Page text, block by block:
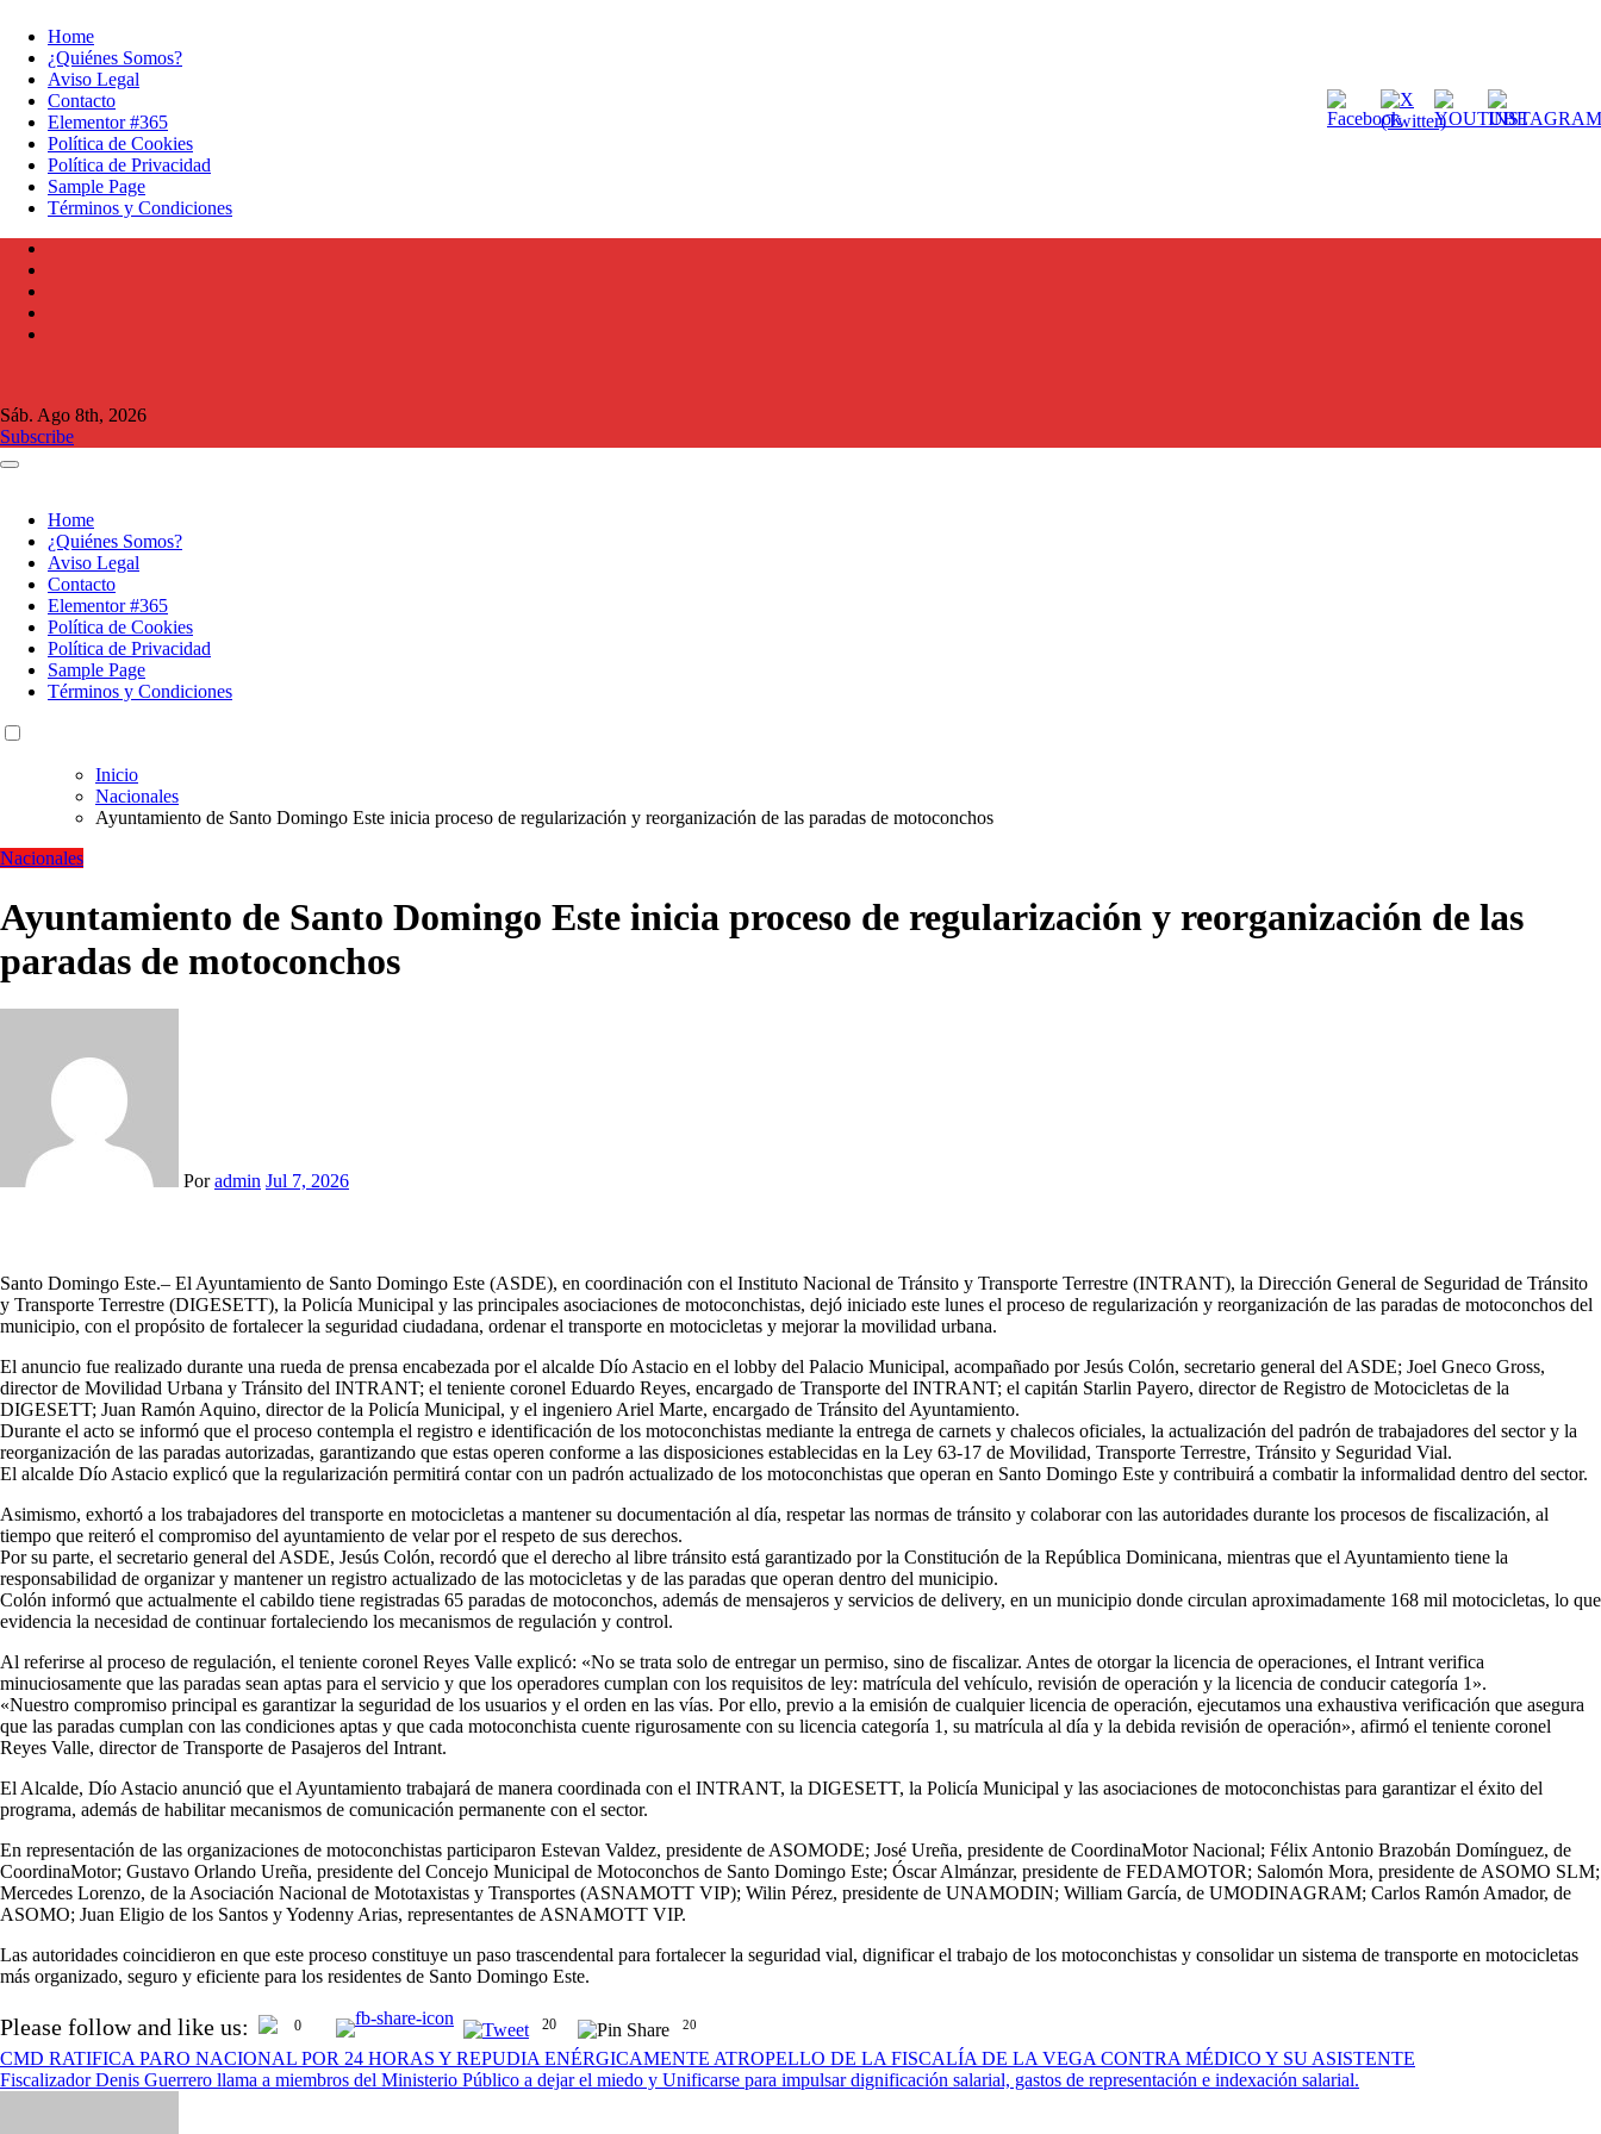
contenido
Home
¿Quiénes Somos?
Aviso Legal
Contacto
Elementor #365
Política de Cookies
Política de Privacidad
Sample Page
Términos y Condiciones
Sáb. Ago 8th, 2026
Subscribe
Home
¿Quiénes Somos?
Aviso Legal
Contacto
Elementor #365
Política de Cookies
Política de Privacidad
Sample Page
Términos y Condiciones
Inicio
Nacionales
Ayuntamiento de Santo Domingo Este inicia proceso de regularización y reorganización de las paradas de motoconchos
Nacionales
Ayuntamiento de Santo Domingo Este inicia proceso de regularización y reorganización de las
paradas de motoconchos
Poradmin Jul 7, 2026
Santo Domingo Este.– El Ayuntamiento de Santo Domingo Este (ASDE), en coordinación con el Instituto Nacional de Tránsito y Transporte Terrestre (INTRANT), la Dirección General de Seguridad de Tránsito
y Transporte Terrestre (DIGESETT), la Policía Municipal y las principales asociaciones de motoconchistas, dejó iniciado este lunes el proceso de regularización y reorganización de las paradas de motoconchos del
municipio, con el propósito de fortalecer la seguridad ciudadana, ordenar el transporte en motocicletas y mejorar la movilidad urbana.
El anuncio fue realizado durante una rueda de prensa encabezada por el alcalde Dío Astacio en el lobby del Palacio Municipal, acompañado por Jesús Colón, secretario general del ASDE; Joel Gneco Gross,
director de Movilidad Urbana y Tránsito del INTRANT; el teniente coronel Eduardo Reyes, encargado de Transporte del INTRANT; el capitán Starlin Payero, director de Registro de Motocicletas de la
DIGESETT; Juan Ramón Aquino, director de la Policía Municipal, y el ingeniero Ariel Marte, encargado de Tránsito del Ayuntamiento.
Durante el acto se informó que el proceso contempla el registro e identificación de los motoconchistas mediante la entrega de carnets y chalecos oficiales, la actualización del padrón de trabajadores del sector y la
reorganización de las paradas autorizadas, garantizando que estas operen conforme a las disposiciones establecidas en la Ley 63-17 de Movilidad, Transporte Terrestre, Tránsito y Seguridad Vial.
El alcalde Dío Astacio explicó que la regularización permitirá contar con un padrón actualizado de los motoconchistas que operan en Santo Domingo Este y contribuirá a combatir la informalidad dentro del sector.
Asimismo, exhortó a los trabajadores del transporte en motocicletas a mantener su documentación al día, respetar las normas de tránsito y colaborar con las autoridades durante los procesos de fiscalización, al
tiempo que reiteró el compromiso del ayuntamiento de velar por el respeto de sus derechos.
Por su parte, el secretario general del ASDE, Jesús Colón, recordó que el derecho al libre tránsito está garantizado por la Constitución de la República Dominicana, mientras que el Ayuntamiento tiene la
responsabilidad de organizar y mantener un registro actualizado de las motocicletas y de las paradas que operan dentro del municipio.
Colón informó que actualmente el cabildo tiene registradas 65 paradas de motoconchos, además de mensajeros y servicios de delivery, en un municipio donde circulan aproximadamente 168 mil motocicletas, lo que
evidencia la necesidad de continuar fortaleciendo los mecanismos de regulación y control.
Al referirse al proceso de regulación, el teniente coronel Reyes Valle explicó: «No se trata solo de entregar un permiso, sino de fiscalizar. Antes de otorgar la licencia de operaciones, el Intrant verifica
minuciosamente que las paradas sean aptas para el servicio y que los operadores cumplan con los requisitos de ley: matrícula del vehículo, revisión de operación y la licencia de conducir categoría 1».
«Nuestro compromiso principal es garantizar la seguridad de los usuarios y el orden en las vías. Por ello, previo a la emisión de cualquier licencia de operación, ejecutamos una exhaustiva verificación que asegura
que las paradas cumplan con las condiciones aptas y que cada motoconchista cuente rigurosamente con su licencia categoría 1, su matrícula al día y la debida revisión de operación», afirmó el teniente coronel
Reyes Valle, director de Transporte de Pasajeros del Intrant.
El Alcalde, Dío Astacio anunció que el Ayuntamiento trabajará de manera coordinada con el INTRANT, la DIGESETT, la Policía Municipal y las asociaciones de motoconchistas para garantizar el éxito del
programa, además de habilitar mecanismos de comunicación permanente con el sector.
En representación de las organizaciones de motoconchistas participaron Estevan Valdez, presidente de ASOMODE; José Ureña, presidente de CoordinaMotor Nacional; Félix Antonio Brazobán Domínguez, de
CoordinaMotor; Gustavo Orlando Ureña, presidente del Concejo Municipal de Motoconchos de Santo Domingo Este; Óscar Almánzar, presidente de FEDAMOTOR; Salomón Mora, presidente de ASOMO SLM;
Mercedes Lorenzo, de la Asociación Nacional de Mototaxistas y Transportes (ASNAMOTT VIP); Wilin Pérez, presidente de UNAMODIN; William García, de UMODINAGRAM; Carlos Ramón Amador, de
ASOMO; Juan Eligio de los Santos y Yodenny Arias, representantes de ASNAMOTT VIP.
Las autoridades coincidieron en que este proceso constituye un paso trascendental para fortalecer la seguridad vial, dignificar el trabajo de los motoconchistas y consolidar un sistema de transporte en motocicletas
más organizado, seguro y eficiente para los residentes de Santo Domingo Este.
Please follow and like us: 0 20 20
Navegación
de
entradas
CMD RATIFICA PARO NACIONAL POR 24 HORAS Y REPUDIA ENÉRGICAMENTE ATROPELLO DE LA FISCALÍA DE LA VEGA CONTRA MÉDICO Y SU ASISTENTE
Fiscalizador Denis Guerrero llama a miembros del Ministerio Público a dejar el miedo y Unificarse para impulsar dignificación salarial, gastos de representación e indexación salarial.